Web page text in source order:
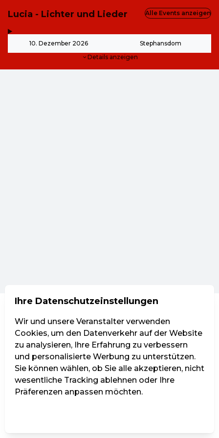
Lucia - Lichter und Lieder
10. Dezember 2026 Stephansdom
Details anzeigen
Alle Events anzeigen
Ihre Datenschutzeinstellungen
Wir und unsere Veranstalter verwenden
Cookies, um den Datenverkehr auf der Website
zu analysieren, Ihre Erfahrung zu verbessern
und personalisierte Werbung zu unterstützen.
Sie können wählen, ob Sie alle akzeptieren, nicht
wesentliche Tracking ablehnen oder Ihre
Präferenzen anpassen möchten.